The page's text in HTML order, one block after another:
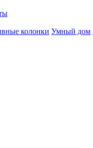
колонки Умный дом